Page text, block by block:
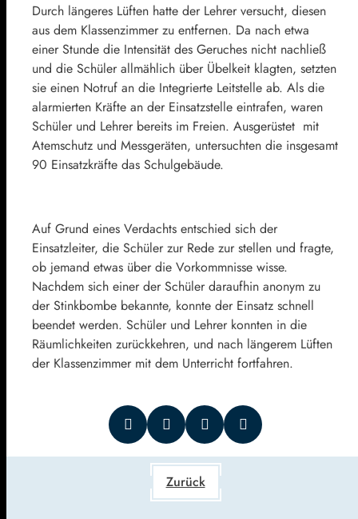
Durch längeres Lüften hatte der Lehrer versucht, diesen
aus dem Klassenzimmer zu entfernen. Da nach etwa
einer Stunde die Intensität des Geruches nicht nachließ
und die Schüler allmählich über Übelkeit klagten, setzten
sie einen Notruf an die Integrierte Leitstelle ab. Als die
alarmierten Kräfte an der Einsatzstelle eintrafen, waren
Schüler und Lehrer bereits im Freien. Ausgerüstet mit
Atemschutz und Messgeräten, untersuchten die insgesamt
90 Einsatzkräfte das Schulgebäude.
Auf Grund eines Verdachts entschied sich der
Einsatzleiter, die Schüler zur Rede zur stellen und fragte,
ob jemand etwas über die Vorkommnisse wisse.
Nachdem sich einer der Schüler daraufhin anonym zu
der Stinkbombe bekannte, konnte der Einsatz schnell
beendet werden. Schüler und Lehrer konnten in die
Räumlichkeiten zurückkehren, und nach längerem Lüften
der Klassenzimmer mit dem Unterricht fortfahren.
Zurück